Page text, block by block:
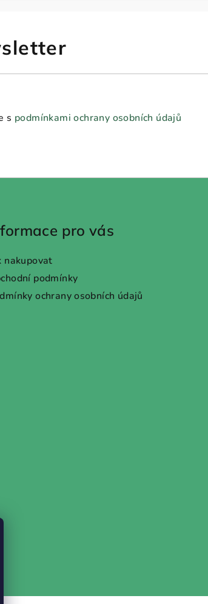
s podmínkami ochrany osobních údajů
pro vás
nakupovat
podmínky
ochrany osobních údajů